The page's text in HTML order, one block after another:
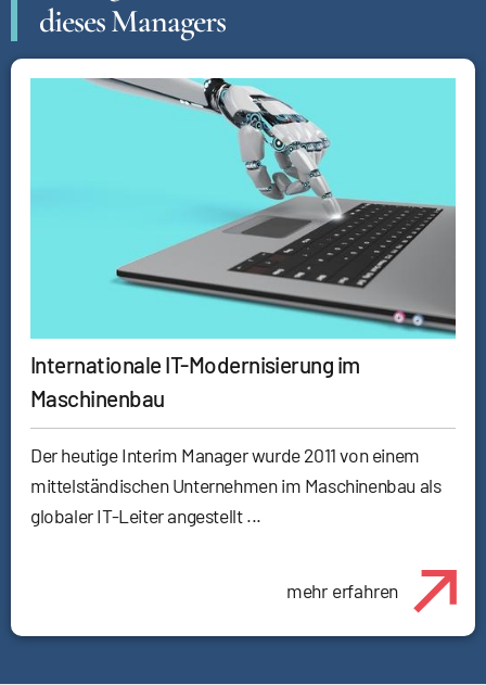
dieses Managers
Internationale IT-Modernisierung im
Maschinenbau
Der heutige Interim Manager wurde 2011 von einem
mittelständischen Unternehmen im Maschinenbau als
globaler IT-Leiter angestellt ...
mehr erfahren